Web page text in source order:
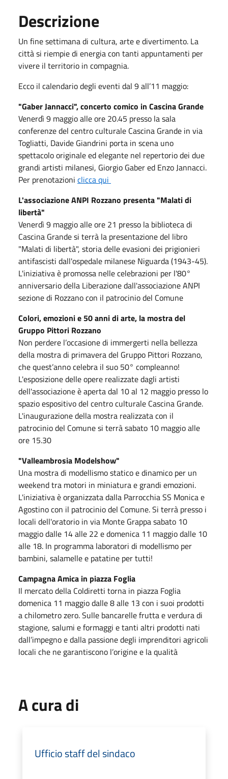
Descrizione
Un fine settimana di cultura, arte e divertimento. La
città si riempie di energia con tanti appuntamenti per
vivere il territorio in compagnia.
Ecco il calendario degli eventi dal 9 all’11 maggio:
"Gaber Jannacci", concerto comico in Cascina Grande
Venerdì 9 maggio alle ore 20.45 presso la sala
conferenze del centro culturale Cascina Grande in via
Togliatti, Davide Giandrini porta in scena uno
spettacolo originale ed elegante nel repertorio dei due
grandi artisti milanesi, Giorgio Gaber ed Enzo Jannacci.
Per prenotazioni clicca qui
L'associazione ANPI Rozzano presenta "Malati di
libertà"
Venerdì 9 maggio alle ore 21 presso la biblioteca di
Cascina Grande si terrà la presentazione del libro
"Malati di libertà", storia delle evasioni dei prigionieri
antifascisti dall'ospedale milanese Niguarda (1943-45).
L'iniziativa è promossa nelle celebrazioni per l'80°
anniversario della Liberazione dall'associazione ANPI
sezione di Rozzano con il patrocinio del Comune
Colori, emozioni e 50 anni di arte, la mostra del
Gruppo Pittori Rozzano
Non perdere l’occasione di immergerti nella bellezza
della mostra di primavera del Gruppo Pittori Rozzano,
che quest’anno celebra il suo 50° compleanno!
L'esposizione delle opere realizzate dagli artisti
dell'associazione è aperta dal 10 al 12 maggio presso lo
spazio espositivo del centro culturale Cascina Grande.
L'inaugurazione della mostra realizzata con il
patrocinio del Comune si terrà sabato 10 maggio alle
ore 15.30
"Valleambrosia Modelshow"
Una mostra di modellismo statico e dinamico per un
weekend tra motori in miniatura e grandi emozioni.
L'iniziativa è organizzata dalla Parrocchia SS Monica e
Agostino con il patrocinio del Comune. Si terrà presso i
locali dell'oratorio in via Monte Grappa sabato 10
maggio dalle 14 alle 22 e domenica 11 maggio dalle 10
alle 18. In programma laboratori di modellismo per
bambini, salamelle e patatine per tutti!
Campagna Amica in piazza Foglia
Il mercato della Coldiretti torna in piazza Foglia
domenica 11 maggio dalle 8 alle 13 con i suoi prodotti
a chilometro zero. Sulle bancarelle frutta e verdura di
stagione, salumi e formaggi e tanti altri prodotti nati
dall’impegno e dalla passione degli imprenditori agricoli
locali che ne garantiscono l’origine e la qualità
A cura di
Ufficio staff del sindaco